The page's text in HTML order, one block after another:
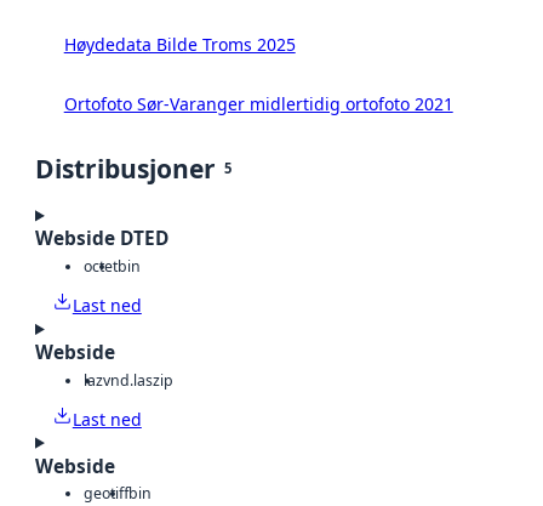
Høydedata Bilde Troms 2025
Ortofoto Sør-Varanger midlertidig ortofoto 2021
Distribusjoner 5
Webside DTED
octetbin
Last ned
Webside
lazvnd.laszip
Last ned
Webside
geotiffbin